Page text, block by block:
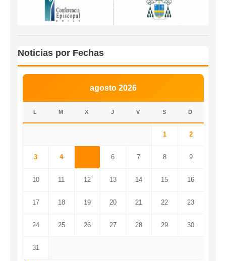
Noticias por Fechas
agosto 2026
L M X J V S D
1 2
3 4 6 7 8 9
10 11 12 13 14 15 16
17 18 19 20 21 22 23
24 25 26 27 28 29 30
31